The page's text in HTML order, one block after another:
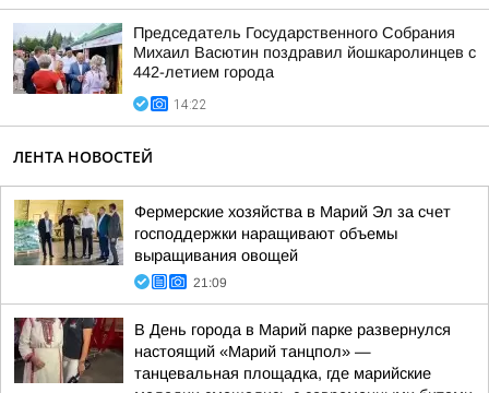
Председатель Государственного Собрания
Михаил Васютин поздравил йошкаролинцев с
442-летием города
14:22
ЛЕНТА НОВОСТЕЙ
Фермерские хозяйства в Марий Эл за счет
господдержки наращивают объемы
выращивания овощей
21:09
В День города в Марий парке развернулся
настоящий «Марий танцпол» —
танцевальная площадка, где марийские